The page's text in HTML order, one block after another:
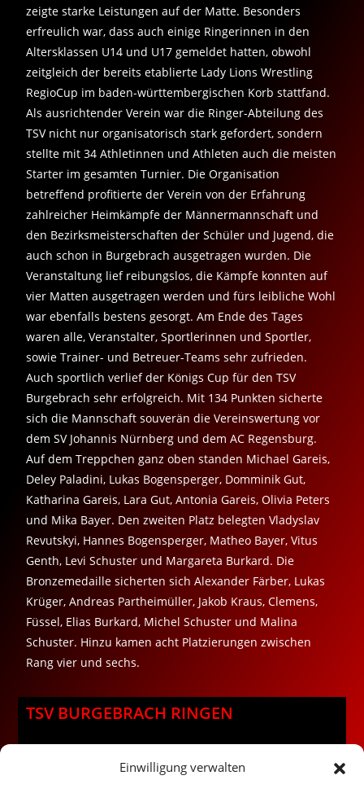
Einwilligung verwalten
zeigte starke Leistungen auf der Matte. Besonders
erfreulich war, dass auch einige Ringerinnen in den
Altersklassen U14 und U17 gemeldet hatten, obwohl
zeitgleich der bereits etablierte Lady Lions Wrestling
RegioCup im baden-württembergischen Korb stattfand.
Als ausrichtender Verein war die Ringer-Abteilung des
TSV nicht nur organisatorisch stark gefordert, sondern
stellte mit 34 Athletinnen und Athleten auch die meisten
Starter im gesamten Turnier. Die Organisation
betreffend profitierte der Verein von der Erfahrung
zahlreicher Heimkämpfe der Männermannschaft und
den Bezirksmeisterschaften der Schüler und Jugend, die
auch schon in Burgebrach ausgetragen wurden. Die
Veranstaltung lief reibungslos, die Kämpfe konnten auf
vier Matten ausgetragen werden und fürs leibliche Wohl
war ebenfalls bestens gesorgt. Am Ende des Tages
waren alle, Veranstalter, Sportlerinnen und Sportler,
sowie Trainer- und Betreuer-Teams sehr zufrieden.
Auch sportlich verlief der Königs Cup für den TSV
Burgebrach sehr erfolgreich. Mit 134 Punkten sicherte
sich die Mannschaft souverän die Vereinswertung vor
dem SV Johannis Nürnberg und dem AC Regensburg.
Auf dem Treppchen ganz oben standen Michael Gareis,
Deley Paladini, Lukas Bogensperger, Domminik Gut,
Katharina Gareis, Lara Gut, Antonia Gareis, Olivia Peters
und Mika Bayer. Den zweiten Platz belegten Vladyslav
Revutskyi, Hannes Bogensperger, Matheo Bayer, Vitus
Genth, Levi Schuster und Margareta Burkard. Die
Bronzemedaille sicherten sich Alexander Färber, Lukas
Krüger, Andreas Partheimüller, Jakob Kraus, Clemens,
Füssel, Elias Burkard, Michel Schuster und Malina
Schuster. Hinzu kamen acht Platzierungen zwischen
Rang vier und sechs.
TSV BURGEBRACH RINGEN